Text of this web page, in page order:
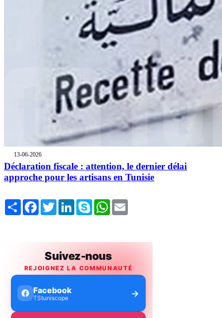
13-06-2026
Déclaration fiscale : attention, le dernier délai
approche pour les artisans en Tunisie
Share FacebookTwitterLinkedInSkype WhatsApp